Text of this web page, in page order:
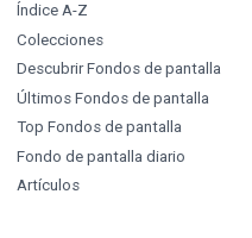
Índice A-Z
Colecciones
Descubrir Fondos de pantalla
Últimos Fondos de pantalla
Top Fondos de pantalla
Fondo de pantalla diario
Artículos